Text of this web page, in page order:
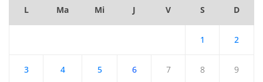
L Ma Mi J V S D
1 2
3 4 5 6 7 8 9